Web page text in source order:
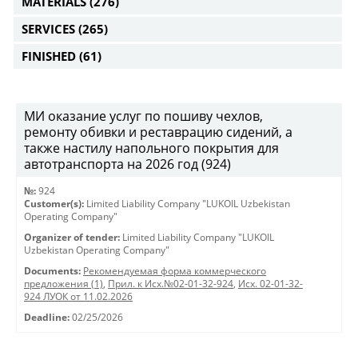
SERVICES (265)
FINISHED (61)
МИ оказание услуг по пошиву чехлов,
ремонту обивки и реставрацию сидений, а
также настилу напольного покрытия для
автотранспорта на 2026 год (924)
№: 924
Customer(s): Limited Liability Company "LUKOIL Uzbekistan
Operating Company"
Organizer of tender: Limited Liability Company "LUKOIL
Uzbekistan Operating Company"
Documents: Рекомендуемая форма коммерческого
предложения (1), Прил. к Исх.№02-01-32-924, Исх. 02-01-32-
924 ЛУОК от 11.02.2026
Deadline: 02/25/2026